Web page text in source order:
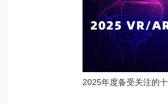
2025年度备受关注的